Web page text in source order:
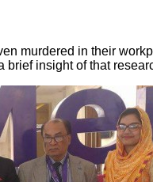
murdered in their
insight of that